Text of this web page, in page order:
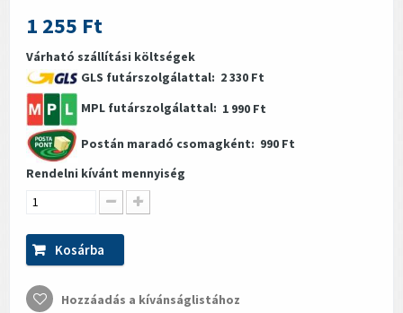
1 255 Ft
Várható szállítási költségek
GLS futárszolgálattal: 2 330 Ft
MPL futárszolgálattal: 1 990 Ft
Postán maradó csomagként: 990 Ft
Rendelni kívánt mennyiség
Kosárba
Hozzáadás a kívánságlistához